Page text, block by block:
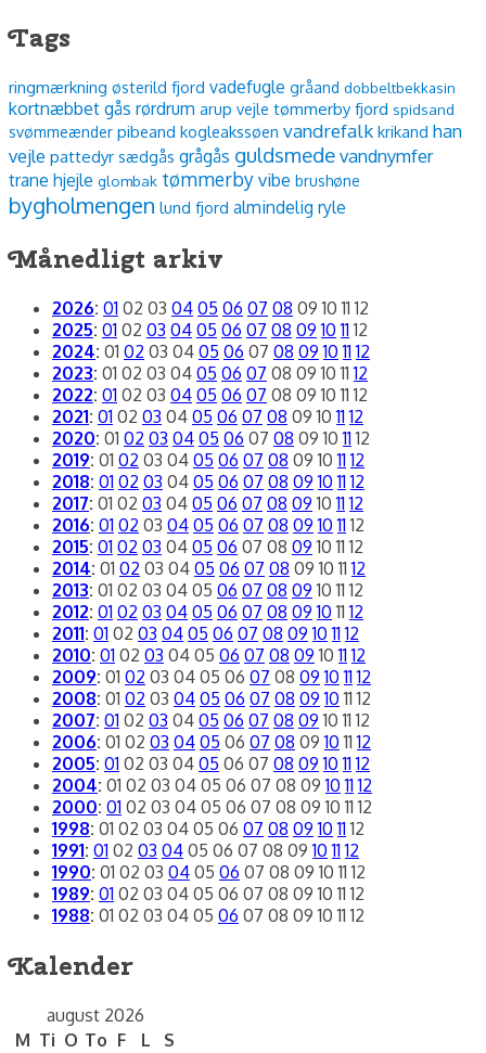
Tags
ringmærkning østerild fjord vadefugle gråand dobbeltbekkasin
kortnæbbet gås rørdrum arup vejle tømmerby fjord spidsand
svømmeænder pibeand kogleakssøen vandrefalk krikand han
vejle pattedyr sædgås grågås guldsmedevandnymfer
trane hjejle glombak tømmerbyvibe brushøne
bygholmengen lund fjord almindelig ryle
Månedligt arkiv
2026: 01 02 03 04 05 06 07 08 09 10 11 12
2025: 01 02 03 04 05 06 07 08 09 10 11 12
2024: 01 02 03 04 05 06 07 08 09 10 11 12
2023: 01 02 03 04 05 06 07 08 09 10 11 12
2022: 01 02 03 04 05 06 07 08 09 10 11 12
2021: 01 02 03 04 05 06 07 08 09 10 11 12
2020: 01 02 03 04 05 06 07 08 09 10 11 12
2019: 01 02 03 04 05 06 07 08 09 10 11 12
2018: 01 02 03 04 05 06 07 08 09 10 11 12
2017: 01 02 03 04 05 06 07 08 09 10 11 12
2016: 01 02 03 04 05 06 07 08 09 10 11 12
2015: 01 02 03 04 05 06 07 08 09 10 11 12
2014: 01 02 03 04 05 06 07 08 09 10 11 12
2013: 01 02 03 04 05 06 07 08 09 10 11 12
2012: 01 02 03 04 05 06 07 08 09 10 11 12
2011: 01 02 03 04 05 06 07 08 09 10 11 12
2010: 01 02 03 04 05 06 07 08 09 10 11 12
2009: 01 02 03 04 05 06 07 08 09 10 11 12
2008: 01 02 03 04 05 06 07 08 09 10 11 12
2007: 01 02 03 04 05 06 07 08 09 10 11 12
2006: 01 02 03 04 05 06 07 08 09 10 11 12
2005: 01 02 03 04 05 06 07 08 09 10 11 12
2004: 01 02 03 04 05 06 07 08 09 10 11 12
2000: 01 02 03 04 05 06 07 08 09 10 11 12
1998: 01 02 03 04 05 06 07 08 09 10 11 12
1991: 01 02 03 04 05 06 07 08 09 10 11 12
1990: 01 02 03 04 05 06 07 08 09 10 11 12
1989: 01 02 03 04 05 06 07 08 09 10 11 12
1988: 01 02 03 04 05 06 07 08 09 10 11 12
Kalender
august 2026
M Ti O To F L S